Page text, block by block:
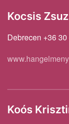
Kocsis
Debrecen +36
Koós